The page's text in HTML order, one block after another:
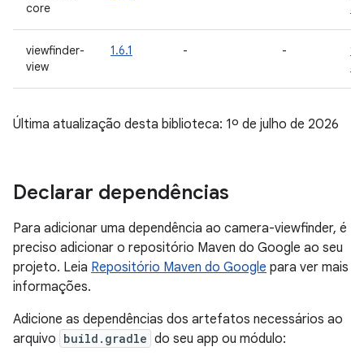
core
viewfinder-
view
1.6.1 - -
Última atualização desta biblioteca: 1º de julho de 2026
Declarar dependências
Para adicionar uma dependência ao camera-viewfinder, é
preciso adicionar o repositório Maven do Google ao seu
projeto. Leia Repositório Maven do Google para ver mais
informações.
Adicione as dependências dos artefatos necessários ao
arquivo build.gradle do seu app ou módulo: